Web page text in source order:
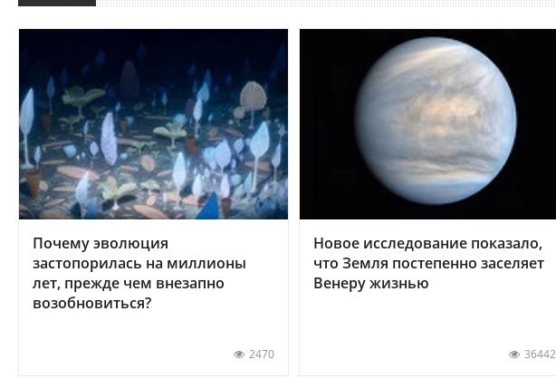
Почему эволюция
застопорилась на миллионы
лет, прежде чем внезапно
возобновиться?
2470
Новое исследование показало,
что Земля постепенно заселяет
Венеру жизнью
36442